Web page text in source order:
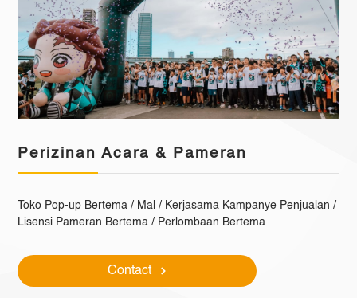
Perizinan Acara & Pameran
Toko Pop-up Bertema / Mal / Kerjasama Kampanye Penjualan /
Lisensi Pameran Bertema / Perlombaan Bertema
Contact